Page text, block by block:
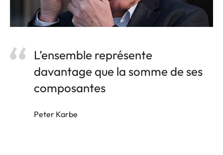
L’ensemble représente
davantage que la somme de ses
composantes
Peter Karbe